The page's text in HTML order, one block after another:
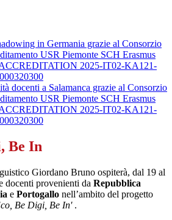
in Germania grazie al Consorzio
USR Piemonte SCH Erasmus
2025-IT02-KA121-
docenti a Salamanca grazie al Consorzio
USR Piemonte SCH Erasmus
2025-IT02-KA121-
Be In
Giordano Bruno ospiterà, dal 19 al
docenti provenienti da Repubblica
e Portogallo nell’ambito del progetto
Be Digi, Be In' .